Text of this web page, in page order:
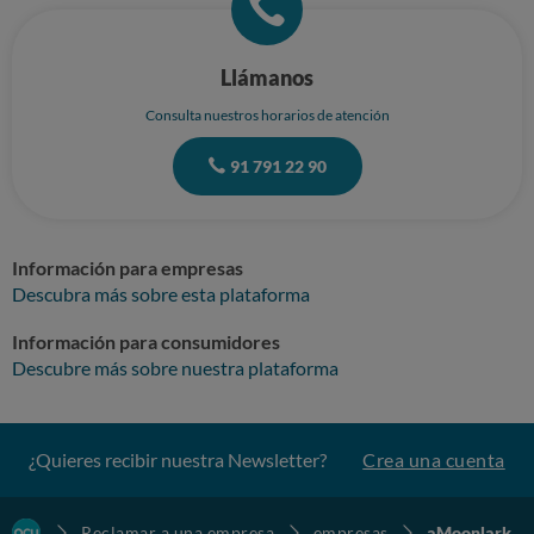
Llámanos
Consulta nuestros horarios de atención
91 791 22 90
Información para empresas
Descubra más sobre esta plataforma
Información para consumidores
Descubre más sobre nuestra plataforma
¿Quieres recibir nuestra Newsletter? Crea una cuenta